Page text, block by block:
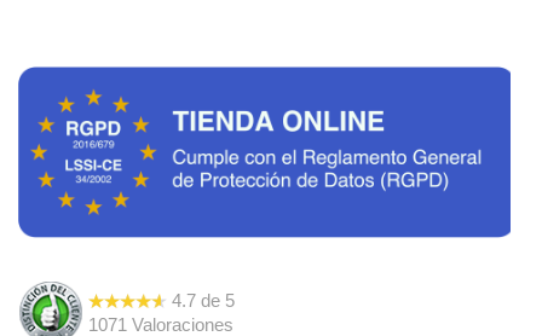
4.7 de 5
1071
Valoraciones